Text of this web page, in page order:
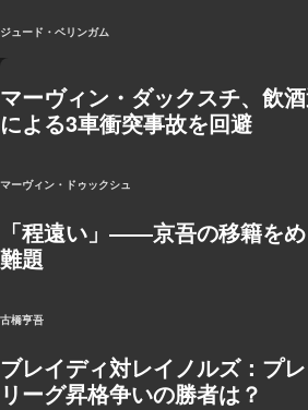
ジュード・ベリンガム
マーヴィン・ダックスチ、飲
による3車衝突事故を回避
マーヴィン・ドゥックシュ
「程遠い」――京吾の移籍を
難題
古橋亨吾
ブレイディ対レイノルズ：プ
リーグ昇格争いの勝者は？